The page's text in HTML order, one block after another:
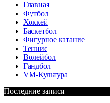
Главная
Футбол
Хоккей
Баскетбол
Фигурное катание
Теннис
Волейбол
Гандбол
VM-Культура
Последние записи